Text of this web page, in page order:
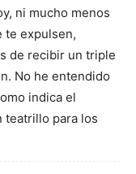
ni mucho menos
te expulsen,
de recibir un triple
No he entendido
indica el
teatrillo para los